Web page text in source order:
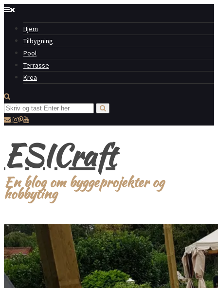
Hjem
Tilbygning
Pool
Terrasse
Krea
ESICraft
En blog om byggeprojekter og
hobbyting